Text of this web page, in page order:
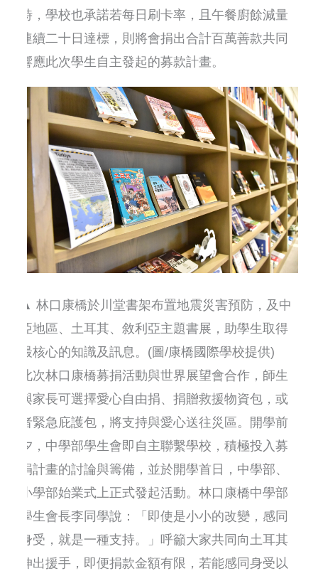
時，學校也承諾若每日刷卡率，且午餐廚餘減量
連續二十日達標，則將會捐出合計百萬善款共同
響應此次學生自主發起的募款計畫。
▲ 林口康橋於川堂書架布置地震災害預防，及中
亞地區、土耳其、敘利亞主題書展，助學生取得
最核心的知識及訊息。(圖/康橋國際學校提供)
此次林口康橋募捐活動與世界展望會合作，師生
與家長可選擇愛心自由捐、捐贈救援物資包，或
者緊急庇護包，將支持與愛心送往災區。開學前
夕，中學部學生會即自主聯繫學校，積極投入募
捐計畫的討論與籌備，並於開學首日，中學部、
小學部始業式上正式發起活動。林口康橋中學部
學生會長李同學說：「即使是小小的改變，感同
身受，就是一種支持。」呼籲大家共同向土耳其
伸出援手，即便捐款金額有限，若能感同身受以